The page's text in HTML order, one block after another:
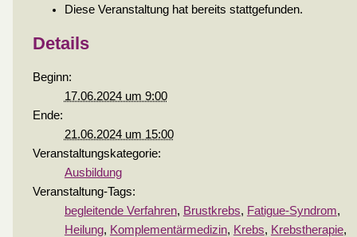
Diese Veranstaltung hat bereits stattgefunden.
Details
Beginn:
17.06.2024 um 9:00
Ende:
21.06.2024 um 15:00
Veranstaltungskategorie:
Ausbildung
Veranstaltung-Tags:
begleitende Verfahren, Brustkrebs, Fatigue-Syndrom,
Heilung, Komplementärmedizin, Krebs, Krebstherapie,